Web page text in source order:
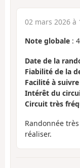
02 mars 2026 à
Note globale :
Date de la
Fiabilité de la
Facilité à
Intérêt du
Circuit très
Randonnée
réaliser.